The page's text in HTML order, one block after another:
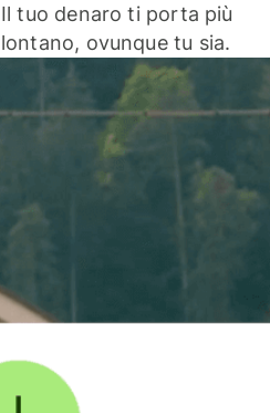
Il tuo denaro ti porta più
lontano, ovunque tu sia.